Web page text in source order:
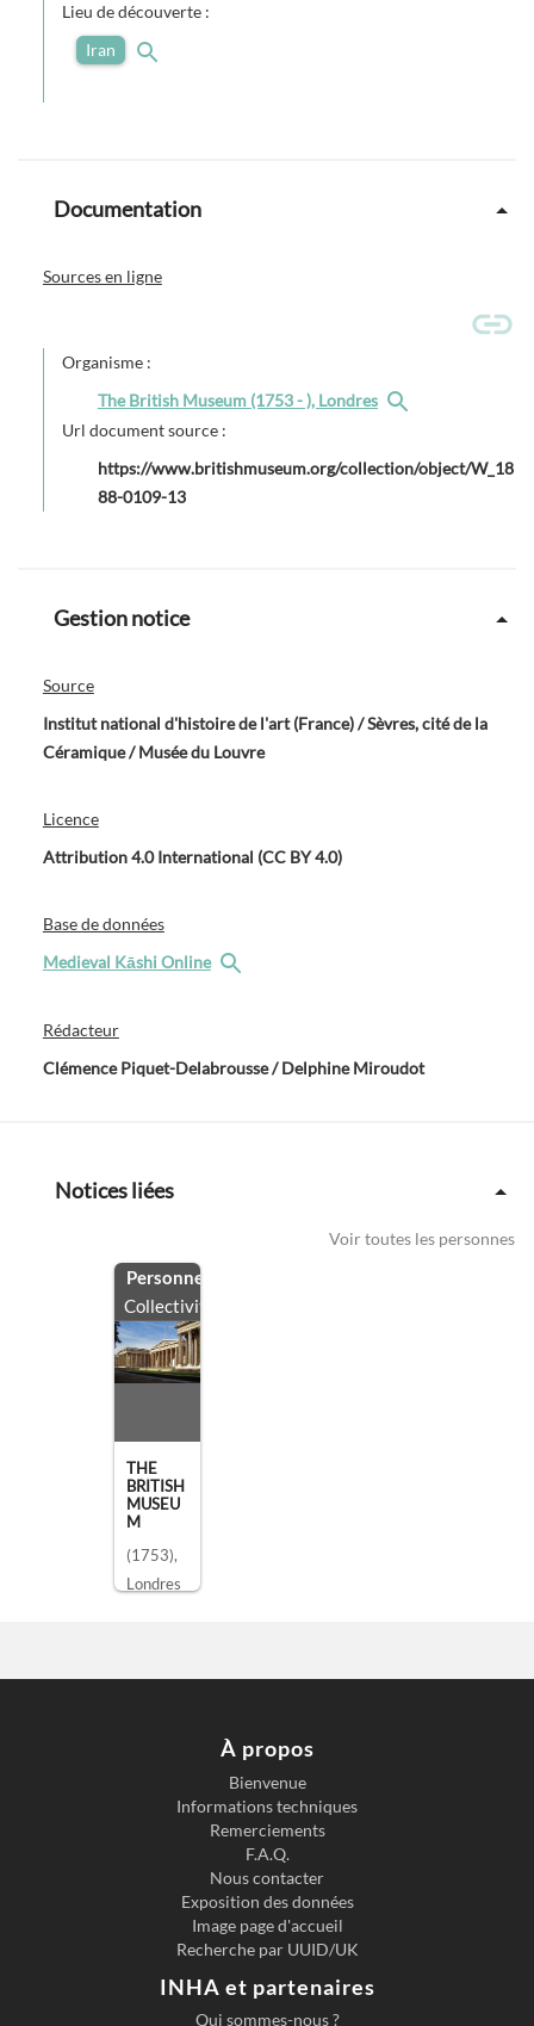
Lieu de découverte :
Iran
Documentation
Sources en ligne
Organisme :
The British Museum (1753 - ), Londres
Url document source :
https://www.britishmuseum.org/collection/object/W_18
88-0109-13
Gestion notice
Source
Institut national d'histoire de l'art (France) / Sèvres, cité de la
Céramique / Musée du Louvre
Licence
Attribution 4.0 International (CC BY 4.0)
Base de données
Medieval Kāshi Online
Rédacteur
Clémence Piquet-Delabrousse / Delphine Miroudot
Notices liées
Voir toutes les personnes
Personne
Collectivité
THE
BRITISH
MUSEU
M
(1753),
Londres
À propos
Bienvenue
Informations techniques
Remerciements
F.A.Q.
Nous contacter
Exposition des données
Image page d'accueil
Recherche par UUID/UK
INHA et partenaires
Qui sommes-nous ?